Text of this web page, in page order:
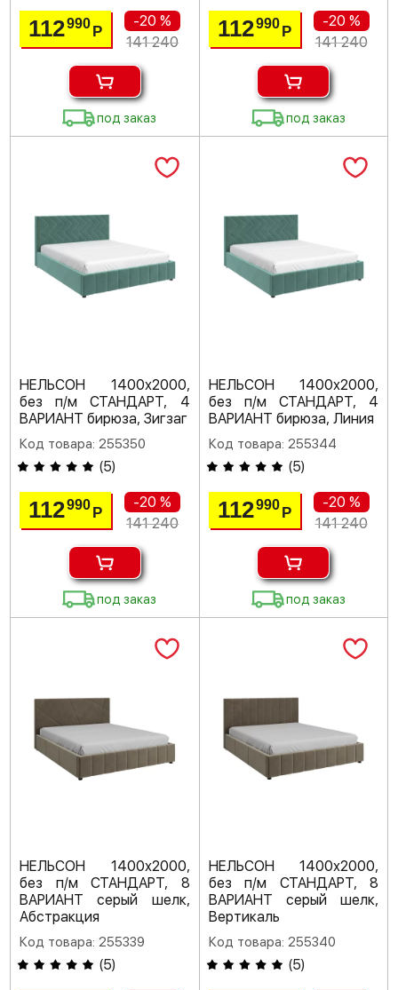
112990Р
-20 %
141 240
под заказ
112990 Р
-20 %
141 240
под заказ
НЕЛЬСОН 1400х2000,
без п/м СТАНДАРТ, 4
ВАРИАНТ бирюза, Зигзаг
Код товара: 255350
(5)
112990Р
-20 %
141 240
под заказ
НЕЛЬСОН 1400х2000,
без п/м СТАНДАРТ, 4
ВАРИАНТ бирюза, Линия
Код товара: 255344
(5)
112990 Р
-20 %
141 240
под заказ
НЕЛЬСОН 1400х2000,
без п/м СТАНДАРТ, 8
ВАРИАНТ серый шелк,
Абстракция
Код товара: 255339
(5)
НЕЛЬСОН 1400х2000,
без п/м СТАНДАРТ, 8
ВАРИАНТ серый шелк,
Вертикаль
Код товара: 255340
(5)